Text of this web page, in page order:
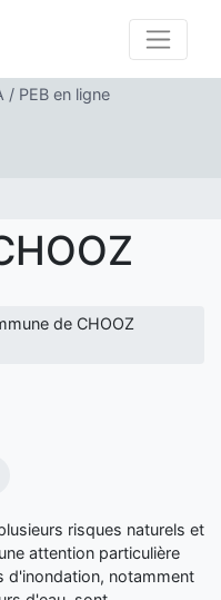
/ PEB en ligne
de CHOOZ
risques naturels et
attention particulière
d'inondation, notamment